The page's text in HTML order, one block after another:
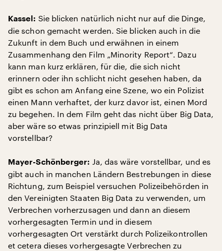
Kassel: Sie blicken natürlich nicht nur auf die Dinge,
die schon gemacht werden. Sie blicken auch in die
Zukunft in dem Buch und erwähnen in einem
Zusammenhang den Film „Minority Report“. Dazu
kann man kurz erklären, für die, die sich nicht
erinnern oder ihn schlicht nicht gesehen haben, da
gibt es schon am Anfang eine Szene, wo ein Polizist
einen Mann verhaftet, der kurz davor ist, einen Mord
zu begehen. In dem Film geht das nicht über Big Data,
aber wäre so etwas prinzipiell mit Big Data
vorstellbar?
Mayer-Schönberger: Ja, das wäre vorstellbar, und es
gibt auch in manchen Ländern Bestrebungen in diese
Richtung, zum Beispiel versuchen Polizeibehörden in
den Vereinigten Staaten Big Data zu verwenden, um
Verbrechen vorherzusagen und dann an diesem
vorhergesagten Termin und in diesem
vorhergesagten Ort verstärkt durch Polizeikontrollen
et cetera dieses vorhergesagte Verbrechen zu